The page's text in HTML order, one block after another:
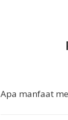
Apa manfaat